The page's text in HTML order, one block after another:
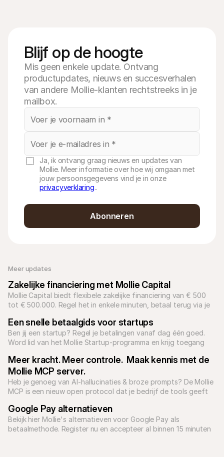
Meer updates
Zakelijke financiering met Mollie Capital
Mollie Capital biedt flexibele zakelijke financiering van € 500
tot € 500.000. Regel het in enkele minuten, betaal terug via je
Een snelle betaalgids voor startups
Ben jij een startup? Regel je betalingen vanaf dag één goed.
Word lid van het Mollie Startup-programma en krijg toegang
Meer kracht. Meer controle.  Maak kennis met de
Mollie MCP server.
Heb je genoeg van AI-hallucinaties & broze prompts? De Mollie
MCP is een nieuw open protocol dat je bedrijf de tools geeft
Google Pay alternatieven
Bekijk hier Mollie's alternatieven voor Google Pay als
betaalmethode. Register nu en accepteer al binnen 15 minuten
Blijf op de hoogte
Mis geen enkele update. Ontvang
productupdates, nieuws en succesverhalen
van andere Mollie-klanten rechtstreeks in je
mailbox.
Ja, ik ontvang graag nieuws en updates van
Mollie. Meer informatie over hoe wij omgaan met
jouw persoonsgegevens vind je in onze
privacyverklaring..
Abonneren